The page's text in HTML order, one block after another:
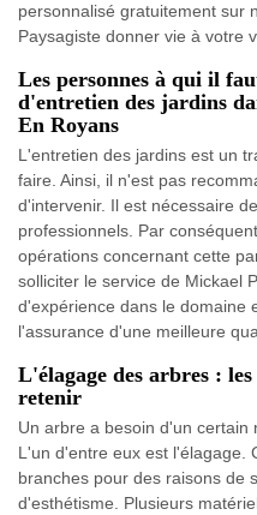
personnalisé gratuitement sur
Paysagiste donner vie à votre
Les personnes à qui il
d'entretien des jardins
En Royans
L'entretien des jardins est un
faire. Ainsi, il n'est pas
d'intervenir. Il est nécessaire
professionnels. Par
opérations concernant cette
solliciter le service de Mickael
d'expérience dans le domaine
l'assurance d'une meilleure
L'élagage des arbres :
retenir
Un arbre a besoin d'un
L'un d'entre eux est l'élagage.
branches pour des raisons de
d'esthétisme. Plusieurs